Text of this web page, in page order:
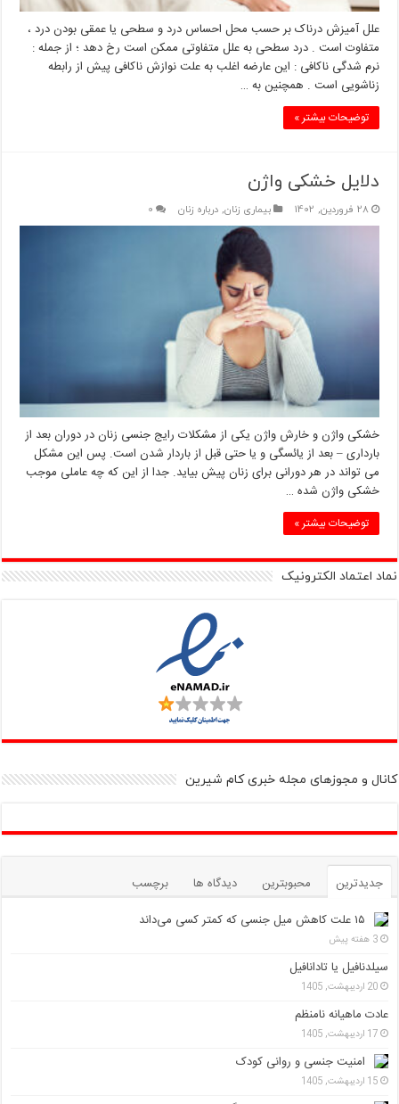
علل آمیزش درناک بر حسب محل احساس درد و سطحی یا عمقی بودن درد ،
متفاوت است . درد سطحی به علل متفاوتی ممکن است رخ دهد ؛ از جمله :
نرم شدگی ناکافی : این عارضه اغلب به علت نوازش ناکافی پیش از رابطه
زناشویی است . همچنین به …
توضیحات بیشتر »
دلایل خشکی واژن
28 فروردین, 1402 بیماری زنان,درباره زنان 0
خشکی واژن و خارش واژن یکی از مشکلات رایج جنسی زنان در دوران بعد از
بارداری – بعد از یائسگی و یا حتی قبل از باردار شدن است. پس این مشکل
می تواند در هر دورانی برای زنان پیش بیاید. جدا از این که چه عاملی موجب
خشکی واژن شده …
توضیحات بیشتر »
نماد اعتماد الکترونیک
کانال و مجوزهای مجله خبری کام شیرین
جدیدترین محبوبترین دیدگاه ها
برچسب
۱۵ علت کاهش میل جنسی که کمتر کسی می‌داند
3 هفته پیش
سیلدنافیل یا تادانافیل
20 اردیبهشت, 1405
عادت ماهیانه نامنظم
17 اردیبهشت, 1405
امنیت جنسی و روانی کودک
15 اردیبهشت, 1405